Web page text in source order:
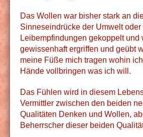
Das Wollen war bisher stark an
Sinneseindrücke der Umwelt
Leibempfindungen gekoppelt und
gewissenhaft ergriffen und geübt
meine Füße mich tragen wohin
Hände vollbringen was ich will.
Das Fühlen wird in diesem
Vermittler zwischen den beiden
Qualitäten Denken und Wollen,
Beherrscher dieser beiden